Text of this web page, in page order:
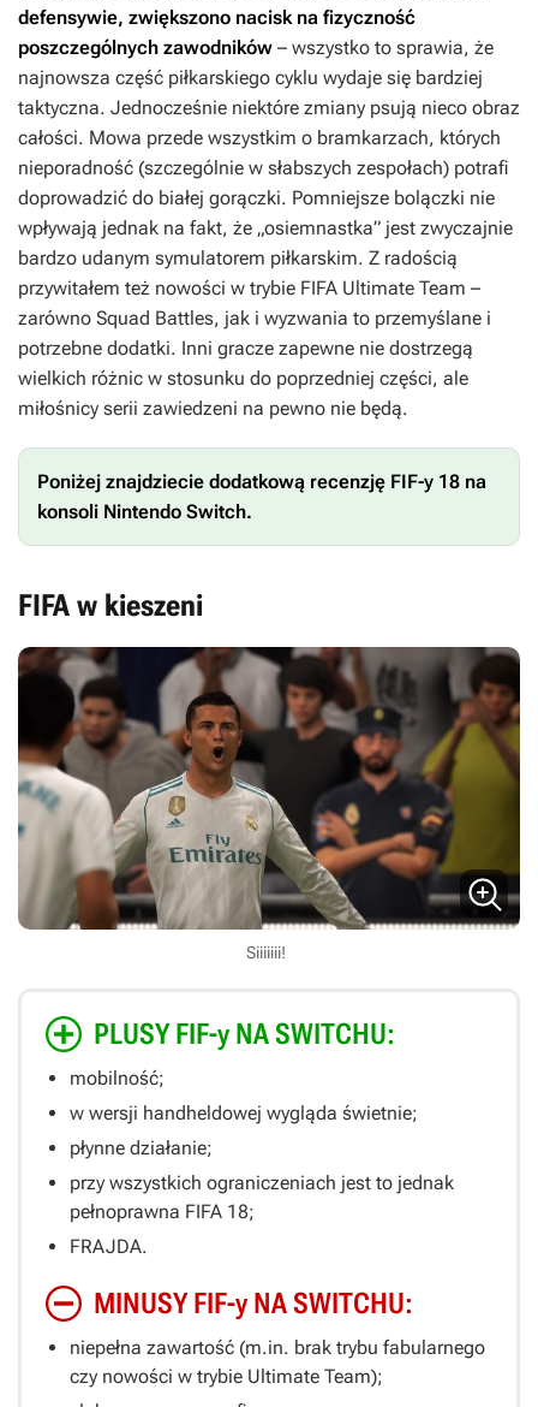
defensywie, zwiększono nacisk na fizyczność
poszczególnych zawodników – wszystko to sprawia, że
najnowsza część piłkarskiego cyklu wydaje się bardziej
taktyczna. Jednocześnie niektóre zmiany psują nieco obraz
całości. Mowa przede wszystkim o bramkarzach, których
nieporadność (szczególnie w słabszych zespołach) potrafi
doprowadzić do białej gorączki. Pomniejsze bolączki nie
wpływają jednak na fakt, że „osiemnastka” jest zwyczajnie
bardzo udanym symulatorem piłkarskim. Z radością
przywitałem też nowości w trybie FIFA Ultimate Team –
zarówno Squad Battles, jak i wyzwania to przemyślane i
potrzebne dodatki. Inni gracze zapewne nie dostrzegą
wielkich różnic w stosunku do poprzedniej części, ale
miłośnicy serii zawiedzeni na pewno nie będą.
Poniżej znajdziecie dodatkową recenzję FIF-y 18 na
konsoli Nintendo Switch.
FIFA w kieszeni
Siiiiiii!
PLUSY FIF-y NA SWITCHU:
mobilność;
w wersji handheldowej wygląda świetnie;
płynne działanie;
przy wszystkich ograniczeniach jest to jednak
pełnoprawna FIFA 18;
FRAJDA.
MINUSY FIF-y NA SWITCHU:
niepełna zawartość (m.in. brak trybu fabularnego
czy nowości w trybie Ultimate Team);